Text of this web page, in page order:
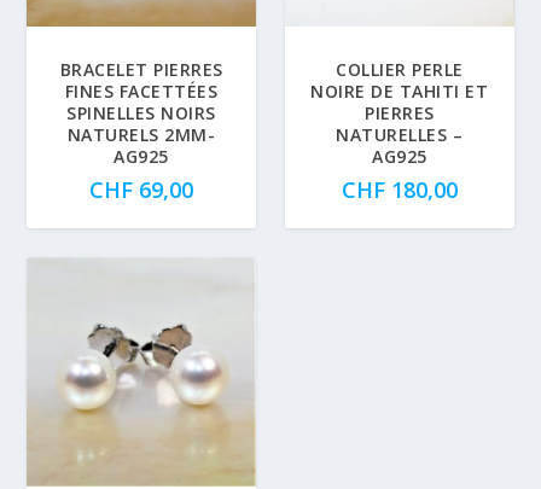
BRACELET PIERRES
FINES FACETTÉES
SPINELLES NOIRS
NATURELS 2MM-
AG925
CHF 69,00
COLLIER PERLE
NOIRE DE TAHITI ET
PIERRES
NATURELLES –
AG925
CHF180,00